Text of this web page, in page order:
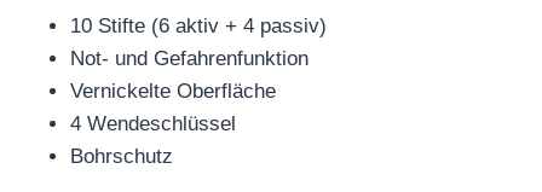
10 Stifte (6 aktiv + 4 passiv)
Not- und Gefahrenfunktion
Vernickelte Oberfläche
4 Wendeschlüssel
Bohrschutz